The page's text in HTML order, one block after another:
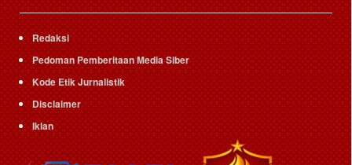
Redaksi
Pedoman Pemberitaan Media Siber
Kode Etik Jurnalistik
Disclaimer
Iklan